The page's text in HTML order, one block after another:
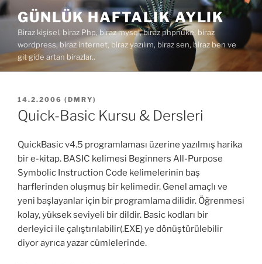
İçeriğe
geç
GÜNLÜK HAFTALIK AYLIK
Biraz kişisel, biraz Php, biraz mysql, biraz phpnuke, biraz
wordpress, biraz internet, biraz yazılım, biraz sen, biraz ben ve
git gide artan birazlar..
YAYIM
TARIHI
14.2.2006 ( DMRY)
Quick-Basic Kursu & Dersleri
QuickBasic v4.5 programlaması üzerine yazılmış harika
bir e-kitap. BASIC kelimesi Beginners All-Purpose
Symbolic Instruction Code kelimelerinin baş
harflerinden oluşmuş bir kelimedir. Genel amaçlı ve
yeni başlayanlar için bir programlama dilidir. Öğrenmesi
kolay, yüksek seviyeli bir dildir. Basic kodları bir
derleyici ile çalıştırılabilir(.EXE) ye dönüştürülebilir
diyor ayrıca yazar cümlelerinde.